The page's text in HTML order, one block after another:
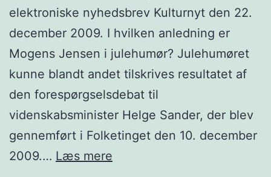
elektroniske nyhedsbrev Kulturnyt den 22.
december 2009. I hvilken anledning er
Mogens Jensen i julehumør? Julehumøret
kunne blandt andet tilskrives resultatet af
den forespørgselsdebat til
videnskabsminister Helge Sander, der blev
gennemført i Folketinget den 10. december
2009.… Læs mere